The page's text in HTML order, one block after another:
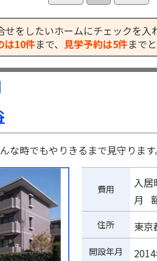
をしたいホームにチェックを入
は10件まで、 見学予約は5件まで
な時でもやりきるまで見守ります
費用 入居
月
住所 東京
開設年月